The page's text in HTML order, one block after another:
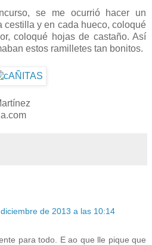
se me ocurrió hacer un
cestilla y en cada hueco, coloqué
coloqué hojas de castaño. Así
estos ramilletes tan bonitos.
de 2013 a las 10:14
para todo. E ao que lle pique que